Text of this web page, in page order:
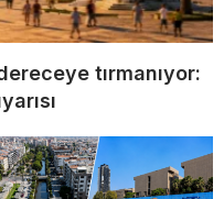
tırmanıyor: